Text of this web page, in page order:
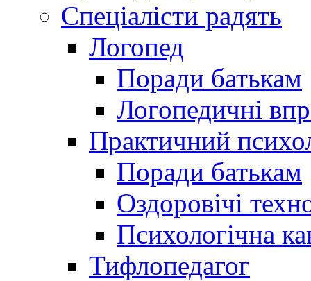
Спеціалісти радять
Логопед
Поради батькам
Логопедичні
Практичний
Поради батькам
Оздоровічі
Психологічна
Тифлопедагог